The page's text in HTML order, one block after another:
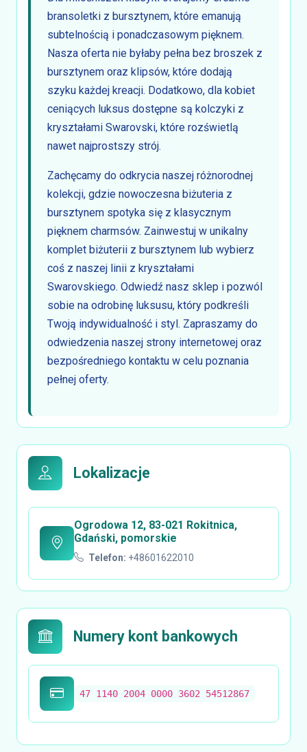
bransoletki z bursztynem, które emanują
subtelnością i ponadczasowym pięknem.
Nasza oferta nie byłaby pełna bez broszek z
bursztynem oraz klipsów, które dodają
szyku każdej kreacji. Dodatkowo, dla kobiet
ceniących luksus dostępne są kolczyki z
kryształami Swarovski, które rozświetlą
nawet najprostszy strój.
Zachęcamy do odkrycia naszej różnorodnej
kolekcji, gdzie nowoczesna biżuteria z
bursztynem spotyka się z klasycznym
pięknem charmsów. Zainwestuj w unikalny
komplet biżuterii z bursztynem lub wybierz
coś z naszej linii z kryształami
Swarovskiego. Odwiedź nasz sklep i pozwól
sobie na odrobinę luksusu, który podkreśli
Twoją indywidualność i styl. Zapraszamy do
odwiedzenia naszej strony internetowej oraz
bezpośredniego kontaktu w celu poznania
pełnej oferty.
Lokalizacje
Ogrodowa 12, 83-021 Rokitnica,
Gdański, pomorskie
Telefon: +48601622010
Numery kont bankowych
47 1140 2004 0000 3602 54512867